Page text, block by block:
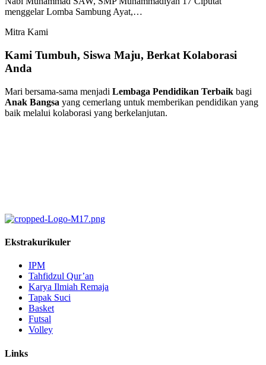
menggelar Lomba Sambung Ayat,…
Mitra Kami
Kami Tumbuh, Siswa Maju, Berkat Kolaborasi
Anda
Mari bersama-sama menjadi Lembaga Pendidikan Terbaik bagi
Anak Bangsa yang cemerlang untuk memberikan pendidikan yang
baik melalui kolaborasi yang berkelanjutan.
Ekstrakurikuler
IPM
Tahfidzul Qur’an
Karya Ilmiah Remaja
Tapak Suci
Basket
Futsal
Volley
Links